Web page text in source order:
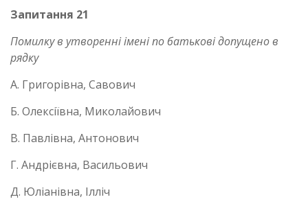
Запитання 21
Помилку в утворенні імені по батькові допущено в
рядку
А. Григорівна, Савович
Б. Олексіївна, Миколайович
В. Павлівна, Антонович
Г. Андрієвна, Васильович
Д. Юліанівна, Ілліч